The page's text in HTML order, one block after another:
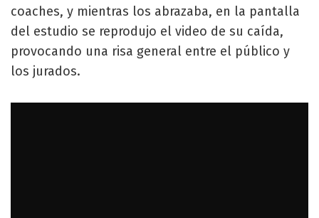
coaches, y mientras los abrazaba, en la pantalla
del estudio se reprodujo el video de su caída,
provocando una risa general entre el público y
los jurados.